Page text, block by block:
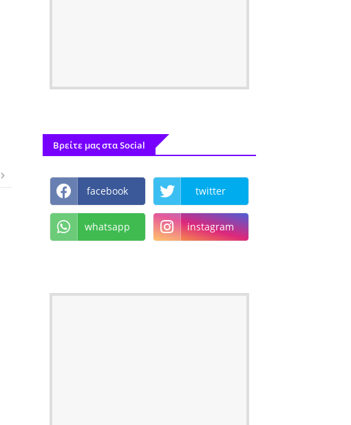
Βρείτε μας στα Social
facebook twitter
whatsapp instagram